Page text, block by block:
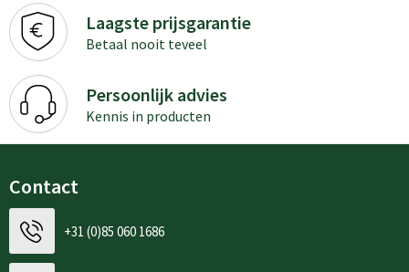
Laagste prijsgarantie
Betaal nooit teveel
Persoonlijk advies
Kennis in producten
Contact
+31 (0)85 060 1686